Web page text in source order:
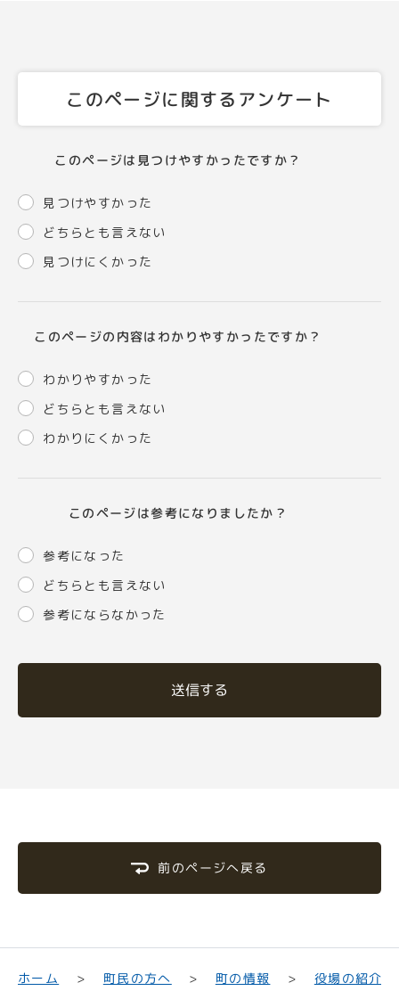
このページに関するアンケート
このページは見つけやすかったですか？
見つけやすかった
どちらとも言えない
見つけにくかった
このページの内容はわかりやすかったですか？
わかりやすかった
どちらとも言えない
わかりにくかった
このページは参考になりましたか？
参考になった
どちらとも言えない
参考にならなかった
送信する
前のページへ戻る
ホーム 町民の方へ 町の情報 役場の紹介